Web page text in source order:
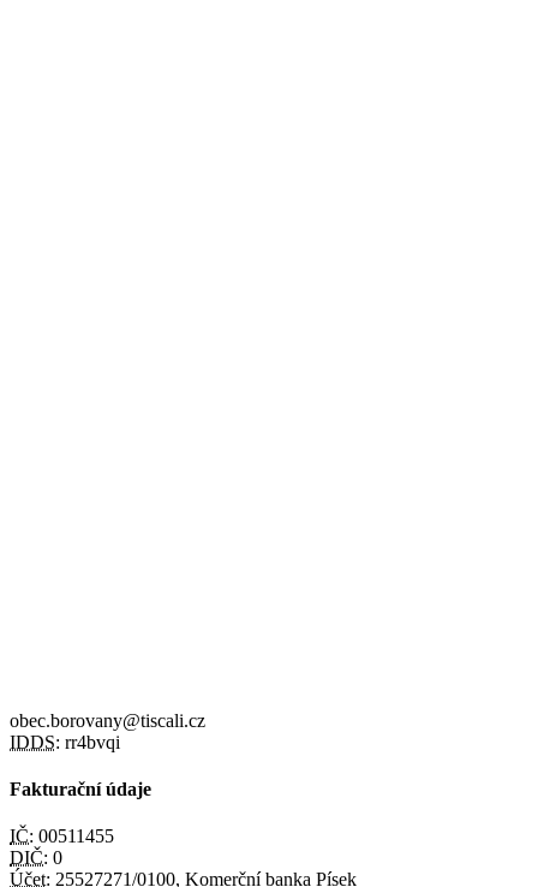
obec.borovany@tiscali.cz
IDDS: rr4bvqi
Fakturační údaje
IČ: 00511455
DIČ: 0
Účet: 25527271/0100, Komerční banka Písek